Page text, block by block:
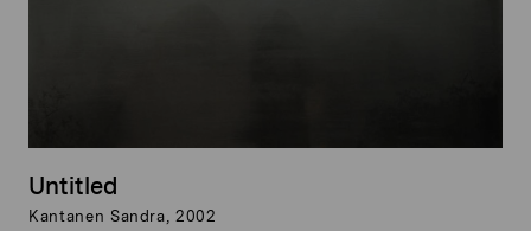
Untitled
Kantanen Sandra, 2002